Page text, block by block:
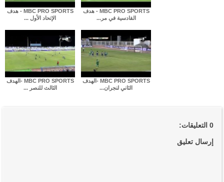
MBC PRO SPORTS - هدف
الإتحاد الأول ...
MBC PRO SPORTS - هدف
القادسية في مر...
MBC PRO SPORTS -الهدف
الثالث للنصر ...
MBC PRO SPORTS -الهدف
الثاني لنجران...
0 التعليقات:
إرسال تعليق